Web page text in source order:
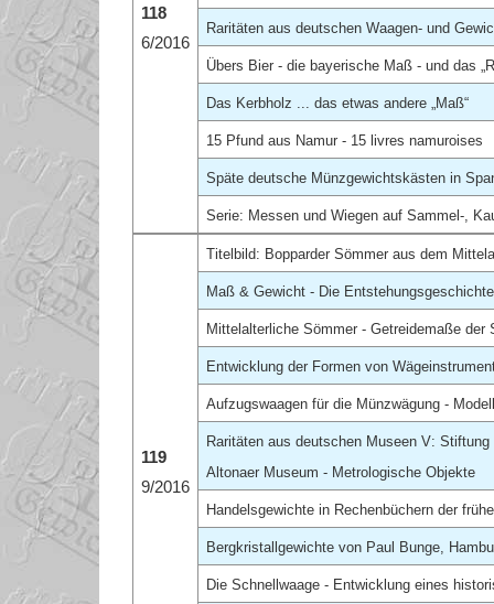
118
6/2016
Raritäten aus deutschen Waagen- und
Übers Bier - die bayerische Maß - und das
Das Kerbholz ... das etwas andere „Maß“
15 Pfund aus Namur - 15 livres namuroises
Späte deutsche Münzgewichtskästen in
Serie: Messen und Wiegen auf Sammel-,
119
9/2016
Titelbild: Bopparder Sömmer aus dem
Maß & Gewicht - Die Entstehungsgeschichte
Mittelalterliche Sömmer - Getreidemaße
Entwicklung der Formen von
Aufzugswaagen für die Münzwägung -
Raritäten aus deutschen Museen V:
Altonaer Museum - Metrologische Objekte
Handelsgewichte in Rechenbüchern der
Bergkristallgewichte von Paul Bunge,
Die Schnellwaage - Entwicklung eines